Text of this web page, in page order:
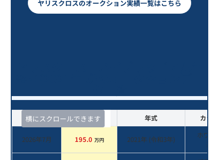
ヤリスクロスのオークション実績一覧はこちら
横にスクロールできます
査定時期 セルカ実績 年式 カラー
2026年7月 195.0 万円 2021年 (令和3年)
ホワイ
系